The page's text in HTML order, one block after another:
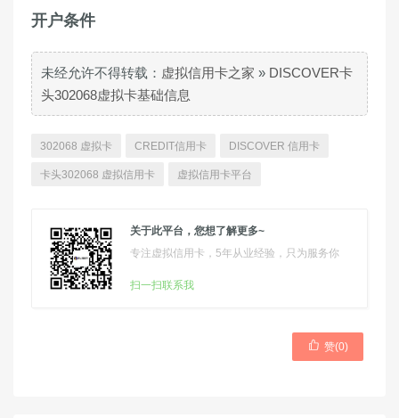
开户条件
未经允许不得转载： 虚拟信用卡之家 » DISCOVER卡
头302068虚拟卡基础信息
302068 虚拟卡 CREDIT信用卡 DISCOVER 信用卡
卡头302068 虚拟信用卡 虚拟信用卡平台
关于此平台，您想了解更多~
专注虚拟信用卡，5年从业经验，只为服务你
扫一扫联系我
 赞(0)